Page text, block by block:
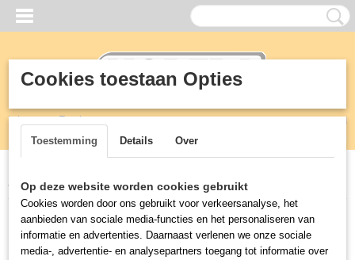
Inloggen Registreren
(0)
Home >Koeling>Koelwerkbanken>KOELWERKBANK 2 DEUREN
Cookies toestaan Opties
Toestemming Details Over
Op deze website worden cookies gebruikt
Cookies worden door ons gebruikt voor verkeersanalyse, het
aanbieden van sociale media-functies en het personaliseren van
informatie en advertenties. Daarnaast verlenen we onze sociale
media-, advertentie- en analysepartners toegang tot informatie over